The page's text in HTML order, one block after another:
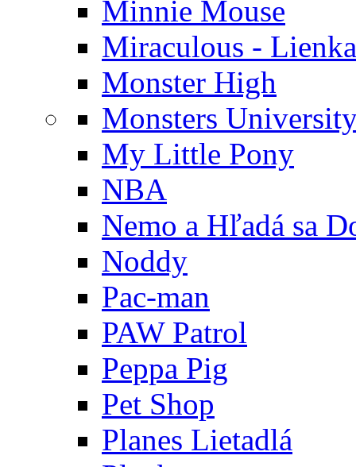
Minnie Mouse
Miraculous -
Monster High
Monsters
My Little Pony
NBA
Nemo a Hľadá sa
Noddy
Pac-man
PAW Patrol
Peppa Pig
Pet Shop
Planes Lietadlá